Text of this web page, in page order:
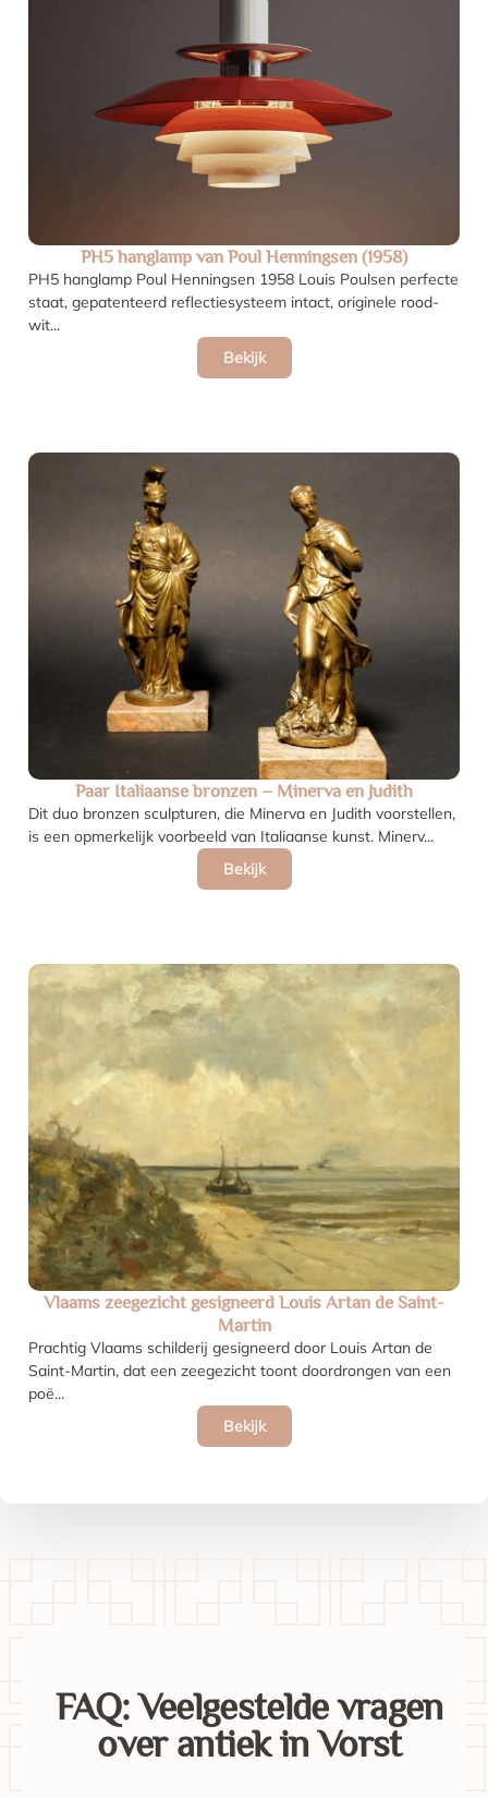
PH5 hanglamp van Poul Henningsen (1958)
PH5 hanglamp Poul Henningsen 1958 Louis Poulsen perfecte
staat, gepatenteerd reflectiesysteem intact, originele rood-
wit...
Bekijk
Paar Italiaanse bronzen – Minerva en Judith
Dit duo bronzen sculpturen, die Minerva en Judith voorstellen,
is een opmerkelijk voorbeeld van Italiaanse kunst. Minerv...
Bekijk
Vlaams zeegezicht gesigneerd Louis Artan de Saint-
Martin
Prachtig Vlaams schilderij gesigneerd door Louis Artan de
Saint-Martin, dat een zeegezicht toont doordrongen van een
poë...
Bekijk
FAQ: Veelgestelde vragen
over antiek in Vorst